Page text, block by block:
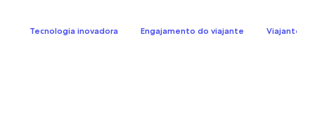
Tecnologia inovadora Engajamento do viajante Viajantes